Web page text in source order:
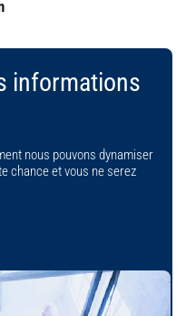
informations
nous pouvons dynamiser
chance et vous ne serez